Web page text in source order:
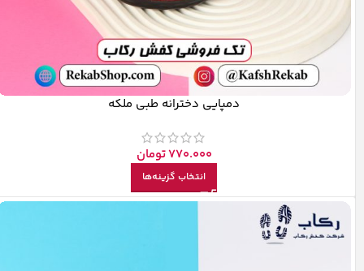
دمپایی دخترانه طبی ملکه
770.000تومان
انتخاب گزینه‌ها